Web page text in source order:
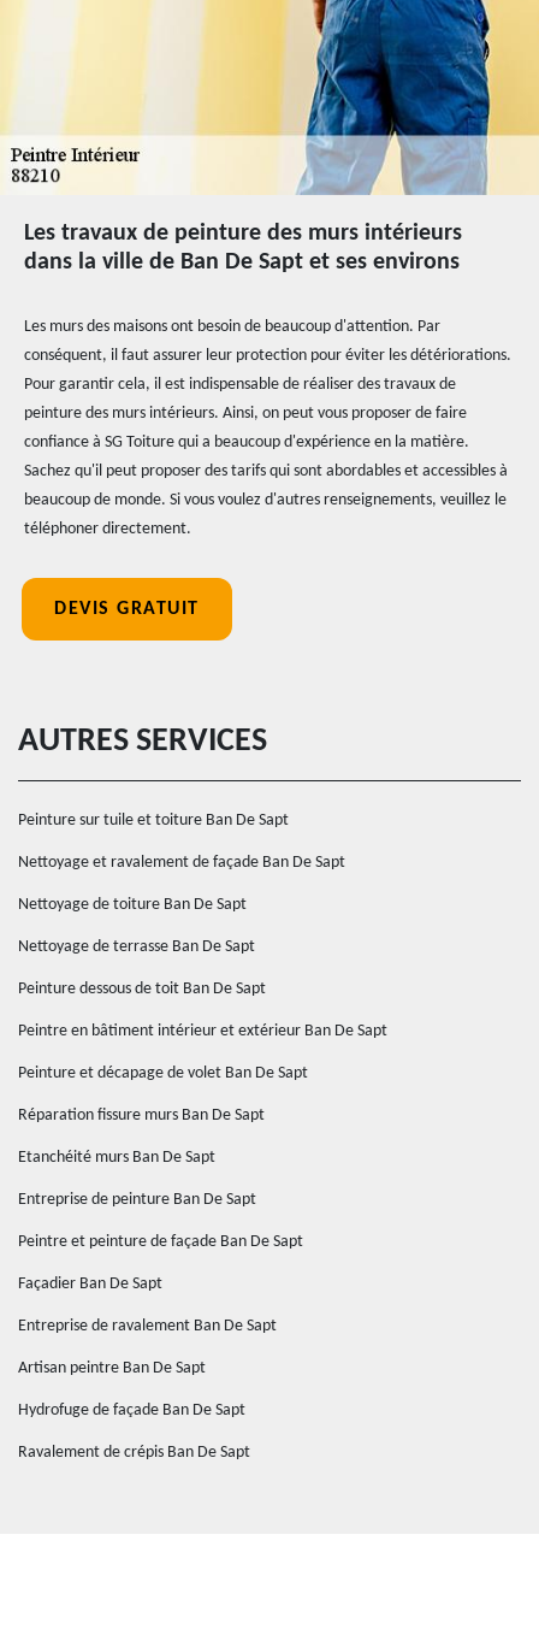
Les travaux de peinture des murs intérieurs
dans la ville de Ban De Sapt et ses environs
Les murs des maisons ont besoin de beaucoup d'attention. Par
conséquent, il faut assurer leur protection pour éviter les détériorations.
Pour garantir cela, il est indispensable de réaliser des travaux de
peinture des murs intérieurs. Ainsi, on peut vous proposer de faire
confiance à SG Toiture qui a beaucoup d'expérience en la matière.
Sachez qu'il peut proposer des tarifs qui sont abordables et accessibles à
beaucoup de monde. Si vous voulez d'autres renseignements, veuillez le
téléphoner directement.
DEVIS GRATUIT
AUTRES SERVICES
Peinture sur tuile et toiture Ban De Sapt
Nettoyage et ravalement de façade Ban De Sapt
Nettoyage de toiture Ban De Sapt
Nettoyage de terrasse Ban De Sapt
Peinture dessous de toit Ban De Sapt
Peintre en bâtiment intérieur et extérieur Ban De Sapt
Peinture et décapage de volet Ban De Sapt
Réparation fissure murs Ban De Sapt
Etanchéité murs Ban De Sapt
Entreprise de peinture Ban De Sapt
Peintre et peinture de façade Ban De Sapt
Façadier Ban De Sapt
Entreprise de ravalement Ban De Sapt
Artisan peintre Ban De Sapt
Hydrofuge de façade Ban De Sapt
Ravalement de crépis Ban De Sapt